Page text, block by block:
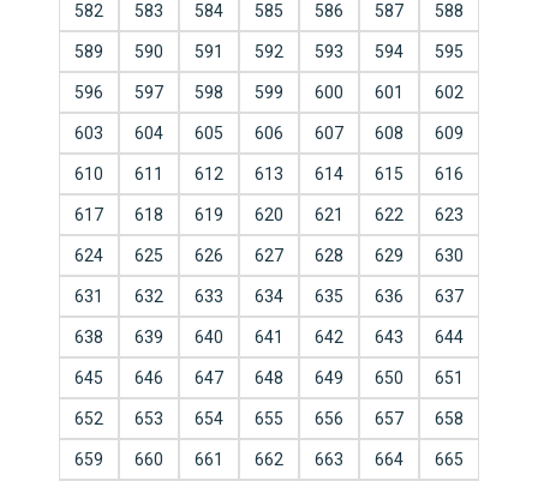
582 583 584 585 586 587 588
589 590 591 592 593 594 595
596 597 598 599 600 601 602
603 604 605 606 607 608 609
610 611 612 613 614 615 616
617 618 619 620 621 622 623
624 625 626 627 628 629 630
631 632 633 634 635 636 637
638 639 640 641 642 643 644
645 646 647 648 649 650 651
652 653 654 655 656 657 658
659 660 661 662 663 664 665